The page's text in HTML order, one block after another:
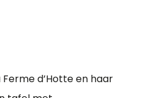
d’Hotte en haar